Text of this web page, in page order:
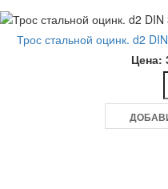
Трос стальной оцинк. d2
Цена: